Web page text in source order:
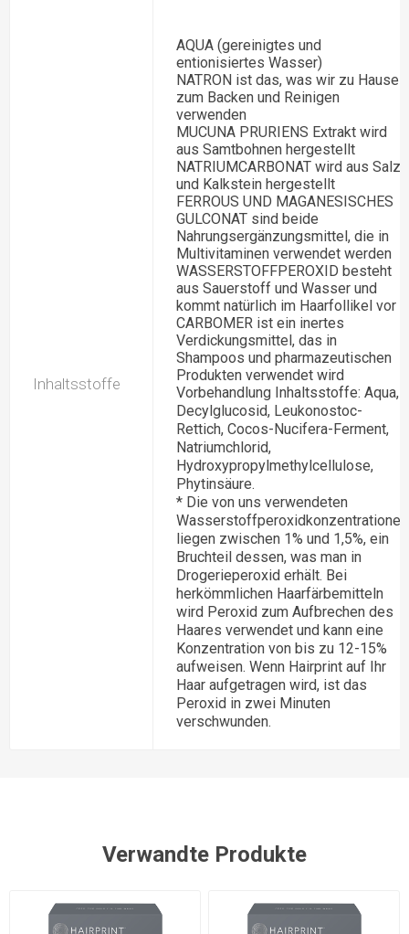
Inhaltsstoffe
AQUA (gereinigtes und
entionisiertes Wasser)
NATRON ist das, was wir zu Hause
zum Backen und Reinigen
verwenden
MUCUNA PRURIENS Extrakt wird
aus Samtbohnen hergestellt
NATRIUMCARBONAT wird aus Salz
und Kalkstein hergestellt
FERROUS UND MAGANESISCHES
GULCONAT sind beide
Nahrungsergänzungsmittel, die in
Multivitaminen verwendet werden
WASSERSTOFFPEROXID besteht
aus Sauerstoff und Wasser und
kommt natürlich im Haarfollikel vor *
CARBOMER ist ein inertes
Verdickungsmittel, das in
Shampoos und pharmazeutischen
Produkten verwendet wird
Vorbehandlung Inhaltsstoffe: Aqua,
Decylglucosid, Leukonostoc-
Rettich, Cocos-Nucifera-Ferment,
Natriumchlorid,
Hydroxypropylmethylcellulose,
Phytinsäure.
* Die von uns verwendeten
Wasserstoffperoxidkonzentrationen
liegen zwischen 1% und 1,5%, ein
Bruchteil dessen, was man in
Drogerieperoxid erhält. Bei
herkömmlichen Haarfärbemitteln
wird Peroxid zum Aufbrechen des
Haares verwendet und kann eine
Konzentration von bis zu 12-15%
aufweisen. Wenn Hairprint auf Ihr
Haar aufgetragen wird, ist das
Peroxid in zwei Minuten
verschwunden.
Verwandte Produkte